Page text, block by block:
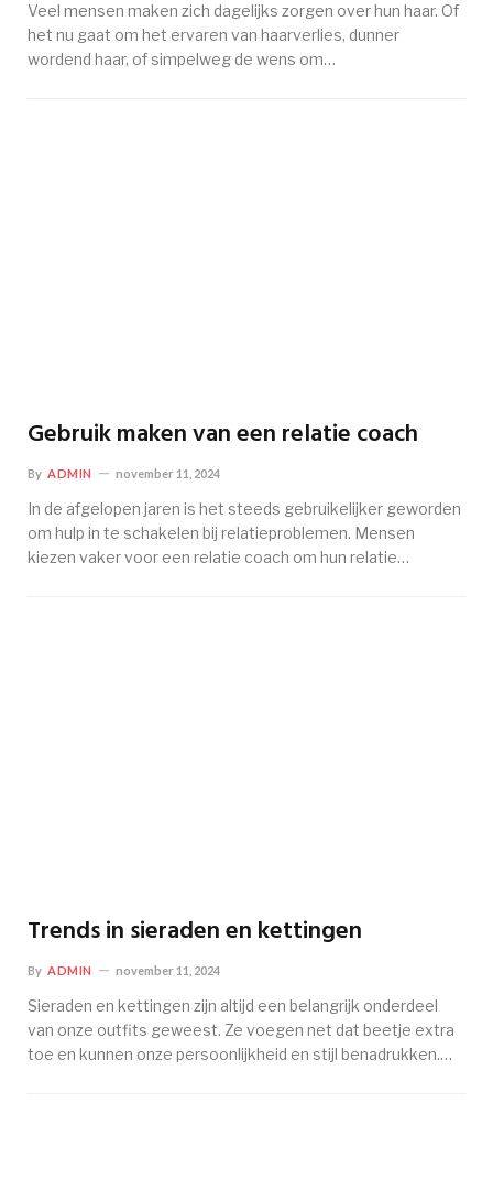
Veel mensen maken zich dagelijks zorgen over hun haar. Of
het nu gaat om het ervaren van haarverlies, dunner
wordend haar, of simpelweg de wens om…
Gebruik maken van een relatie coach
By ADMIN november 11, 2024
In de afgelopen jaren is het steeds gebruikelijker geworden
om hulp in te schakelen bij relatieproblemen. Mensen
kiezen vaker voor een relatie coach om hun relatie…
Trends in sieraden en kettingen
By ADMIN november 11, 2024
Sieraden en kettingen zijn altijd een belangrijk onderdeel
van onze outfits geweest. Ze voegen net dat beetje extra
toe en kunnen onze persoonlijkheid en stijl benadrukken.…